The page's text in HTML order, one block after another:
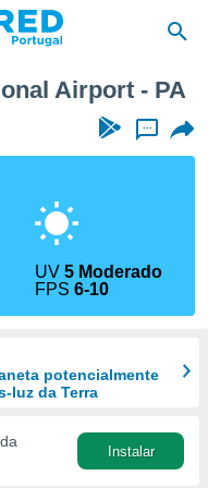
Airport - PA
...
UV5 Moderado
FPS6-10
potencialmente
luz da Terra
Instalar